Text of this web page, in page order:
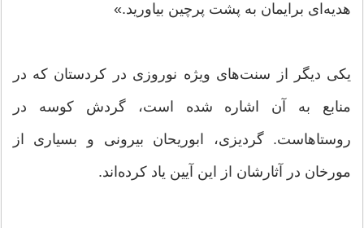
هدیه‌ای برایمان به پشت پرچین بیاورید.»
یکی دیگر از سنت‌های ویژه نوروزی در کردستان که در
منابع به آن اشاره شده است، گردش کوسه در
روستاهاست. گردیزی، ابوریحان بیرونی و بسیاری از
مورخان در آثارشان از این آیین یاد کرده‌اند.